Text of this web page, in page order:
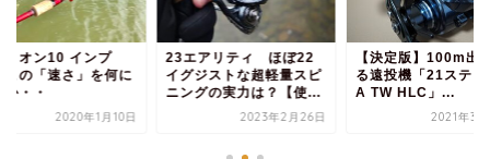
アリティ ほぼ22
ジストな超軽量スピ
グの実力は？【使...
2023年2月26日
【決定版】100m出しき
る遠投機「21スティーズ
A TW HLC」...
2021年3月22日
【ジリオン10 インプ
レ】この「速さ」を
使うか・・
2020年1